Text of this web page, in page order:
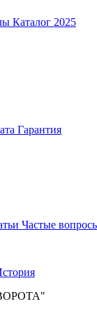
Каталог 2025
Гарантия
Частые